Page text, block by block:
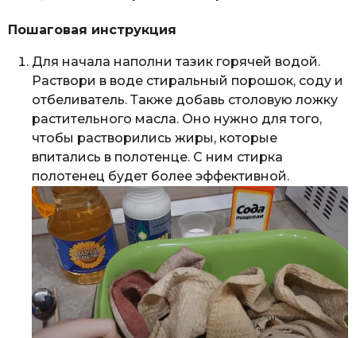
Пошаговая инструкция
Для начала наполни тазик горячей водой.
Раствори в воде стиральный порошок, соду и
отбеливатель. Также добавь столовую ложку
растительного масла. Оно нужно для того,
чтобы растворились жиры, которые
впитались в полотенце. С ним стирка
полотенец будет более эффективной.